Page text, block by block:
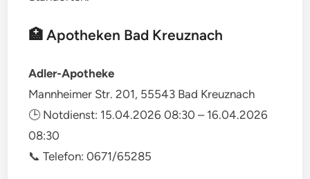
🏥 Apotheken Bad Kreuznach
Adler-Apotheke
Mannheimer Str. 201, 55543 Bad Kreuznach
🕒 Notdienst: 15.04.2026 08:30 – 16.04.2026
08:30
📞 Telefon: 0671/65285